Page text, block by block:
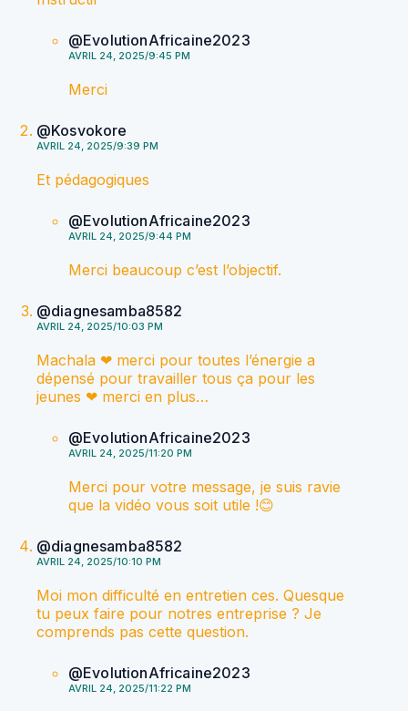
@EvolutionAfricaine2023
AVRIL 24, 2025/9:45 PM
Merci
@Kosvokore
AVRIL 24, 2025/9:39 PM
Et pédagogiques
@EvolutionAfricaine2023
AVRIL 24, 2025/9:44 PM
Merci beaucoup c’est l’objectif.
@diagnesamba8582
AVRIL 24, 2025/10:03 PM
Machala ❤ merci pour toutes l’énergie a
dépensé pour travailler tous ça pour les
jeunes ❤ merci en plus…
@EvolutionAfricaine2023
AVRIL 24, 2025/11:20 PM
Merci pour votre message, je suis ravie
que la vidéo vous soit utile !😊
@diagnesamba8582
AVRIL 24, 2025/10:10 PM
Moi mon difficulté en entretien ces. Quesque
tu peux faire pour notres entreprise ? Je
comprends pas cette question.
@EvolutionAfricaine2023
AVRIL 24, 2025/11:22 PM